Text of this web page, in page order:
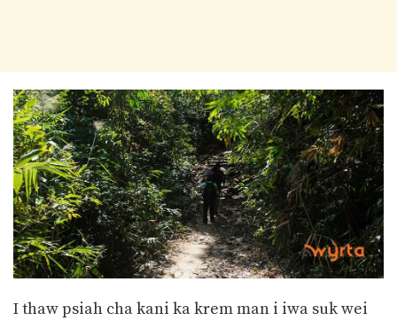
I thaw psiah cha kani ka krem man i iwa suk wei